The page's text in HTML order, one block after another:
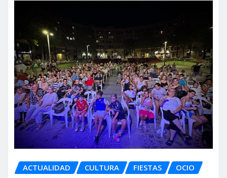
ACTUALIDAD CULTURA FIESTAS OCIO